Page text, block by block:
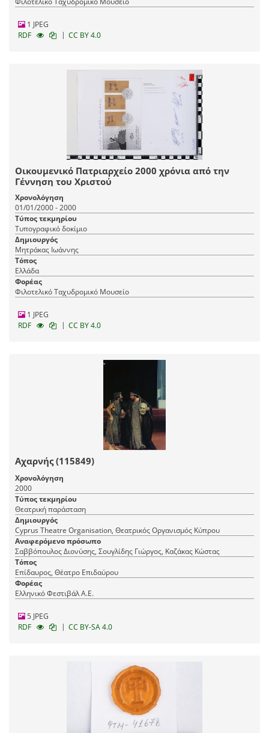
1 JPEG
RDF
| CC BY 4.0
Οικουμενικό Πατριαρχείο 2000 χρόνια από την
Γέννηση του Χριστού
Χρονολόγηση
01/01/2000 - 2000
Τύπος τεκμηρίου
Τυπογραφικό δοκίμιο
Δημιουργός
Μητράκας Ιωάννης
Τόπος
Ελλάδα
Φορέας
Φιλοτελικό Ταχυδρομικό Μουσείο
1 JPEG
RDF
| CC BY 4.0
Αχαρνής (115849)
Χρονολόγηση
2000
Τύπος τεκμηρίου
Θεατρική παράσταση
Δημιουργός
Cyprus Theatre Organisation, Θεατρικός Οργανισμός Κύπρου
Αναφερόμενο πρόσωπο
Σαββόπουλος Διονύσης, Σουγλίδης Γιώργος, Καζάκας Κώστας
Τόπος
Επίδαυρος, Θέατρο Επιδαύρου
Φορέας
Ελληνικό Φεστιβάλ Α.Ε.
5 JPEG
RDF
| CC BY-SA 4.0